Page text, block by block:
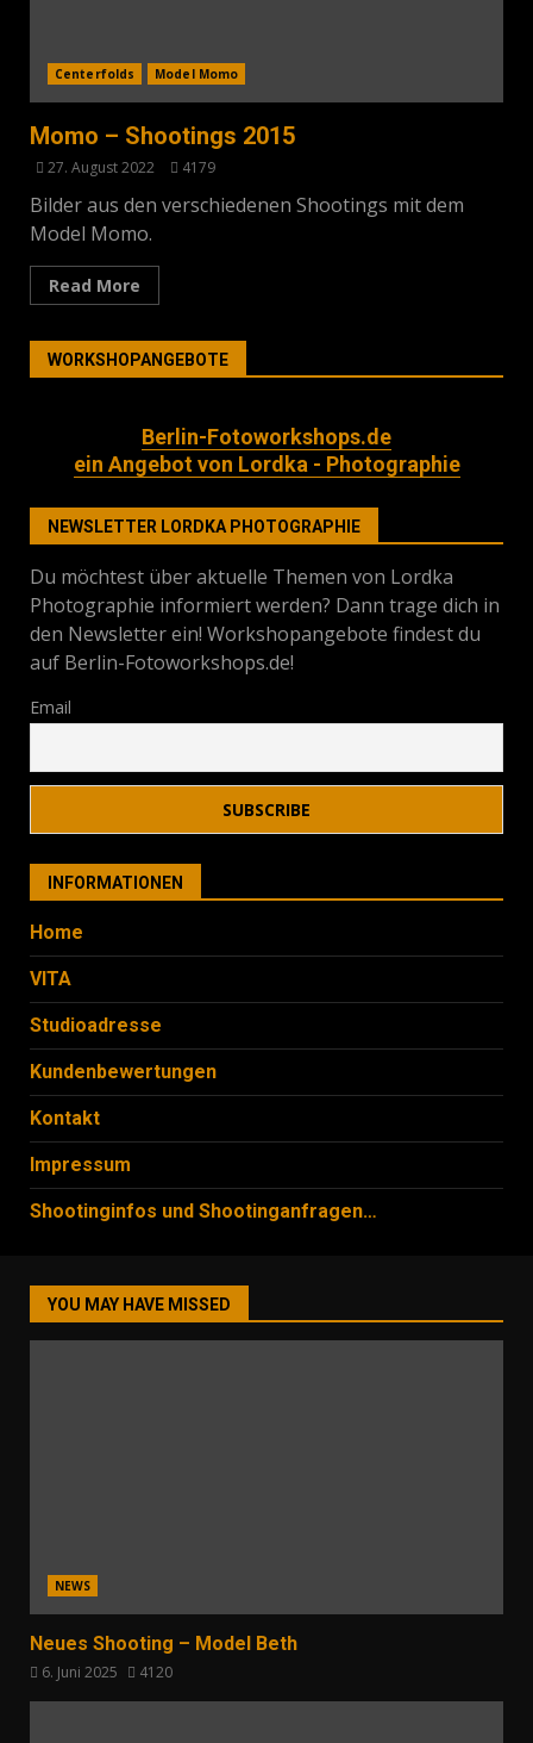
Centerfolds Model Momo
Momo – Shootings 2015
27. August 2022 4179
Bilder aus den verschiedenen Shootings mit dem
Model Momo.
Read More
WORKSHOPANGEBOTE
Berlin-Fotoworkshops.de
ein Angebot von Lordka - Photographie
NEWSLETTER LORDKA PHOTOGRAPHIE
Du möchtest über aktuelle Themen von Lordka
Photographie informiert werden? Dann trage dich in
den Newsletter ein! Workshopangebote findest du
auf Berlin-Fotoworkshops.de!
Email
INFORMATIONEN
Home
VITA
Studioadresse
Kundenbewertungen
Kontakt
Impressum
Shootinginfos und Shootinganfragen…
YOU MAY HAVE MISSED
NEWS
Neues Shooting – Model Beth
6. Juni 2025 4120